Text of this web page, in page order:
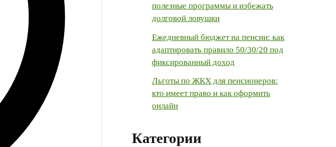
полезные программы и избежать
долговой ловушки
Ежедневный бюджет на пенсии: как
адаптировать правило 50/30/20 под
фиксированный доход
Льготы по ЖКХ для пенсионеров:
кто имеет право и как оформить
онлайн
Категории